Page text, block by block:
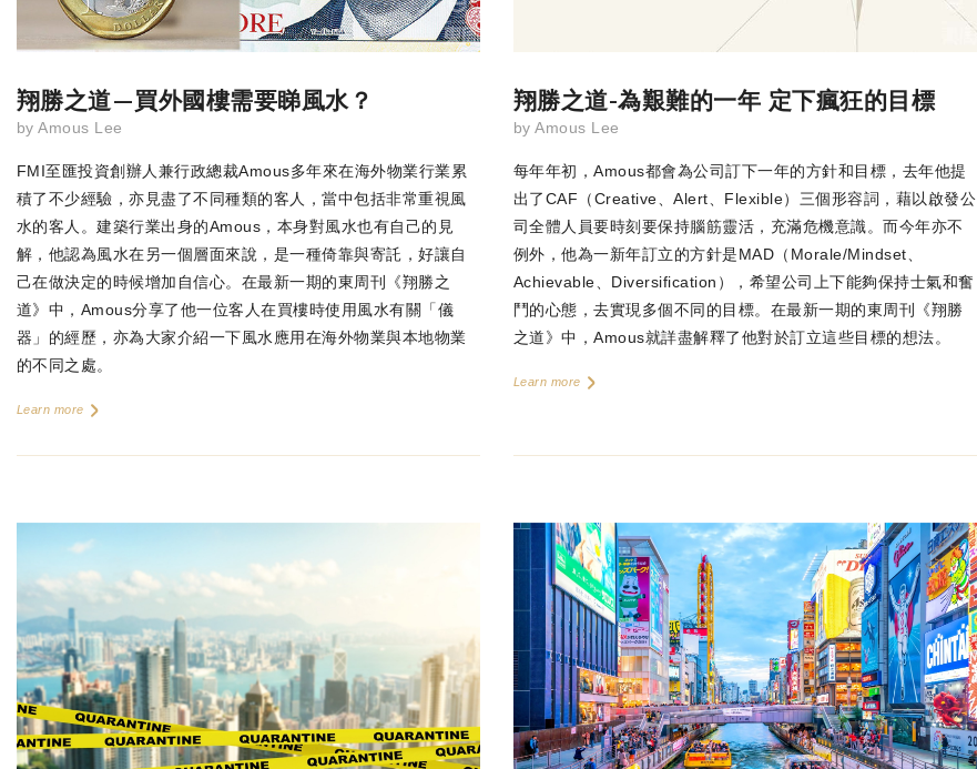
翔勝之道—買外國樓需要睇風水？
by Amous Lee
FMI至匯投資創辦人兼行政總裁Amous多年來在海外物業行業累
積了不少經驗，亦見盡了不同種類的客人，當中包括非常重視風
水的客人。建築行業出身的Amous，本身對風水也有自己的見
解，他認為風水在另一個層面來說，是一種倚靠與寄託，好讓自
己在做決定的時候增加自信心。在最新一期的東周刊《翔勝之
道》中，Amous分享了他一位客人在買樓時使用風水有關「儀
器」的經歷，亦為大家介紹一下風水應用在海外物業與本地物業
的不同之處。
Learn more
翔勝之道-為艱難的一年 定下瘋狂的目標
by Amous Lee
每年年初，Amous都會為公司訂下一年的方針和目標，去年他提
出了CAF（Creative、Alert、Flexible）三個形容詞，藉以啟發公
司全體人員要時刻要保持腦筋靈活，充滿危機意識。而今年亦不
例外，他為一新年訂立的方針是MAD（Morale/Mindset、
Achievable、Diversification），希望公司上下能夠保持士氣和奮
鬥的心態，去實現多個不同的目標。在最新一期的東周刊《翔勝
之道》中，Amous就詳盡解釋了他對於訂立這些目標的想法。
Learn more